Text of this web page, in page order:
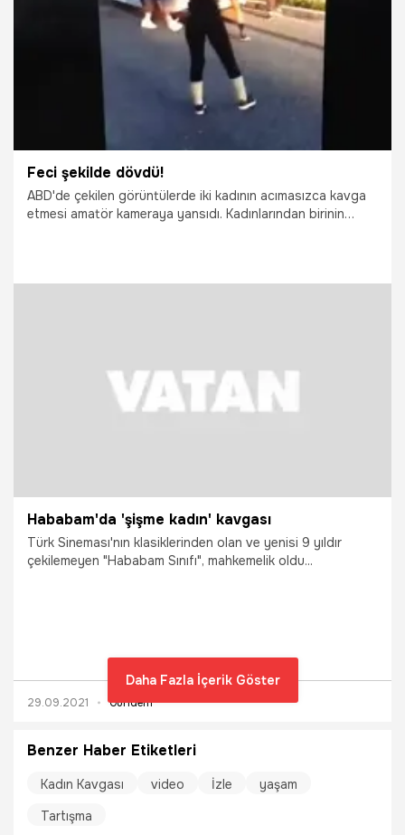
Dünya
Feci şekilde dövdü!
ABD'de çekilen görüntülerde iki kadının acımasızca kavga
etmesi amatör kameraya yansıdı. Kadınlarından birinin
Hababam'da 'şişme kadın' kavgası
Türk Sineması'nın klasiklerinden olan ve yenisi 9 yıldır
çekilemeyen "Hababam Sınıfı", mahkemelik oldu...
29.09.2021 Gündem
Daha Fazla İçerik Göster
Benzer Haber Etiketleri
Kadın Kavgası video İzle
yaşam
Tartışma